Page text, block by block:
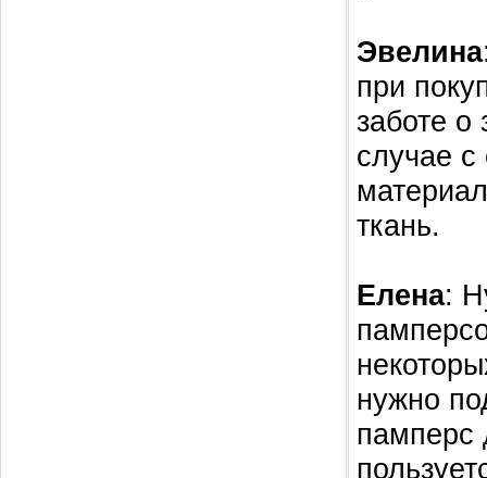
Эвелина
при
заботе
случае с
ткань.
Елена:
нужно
памперс